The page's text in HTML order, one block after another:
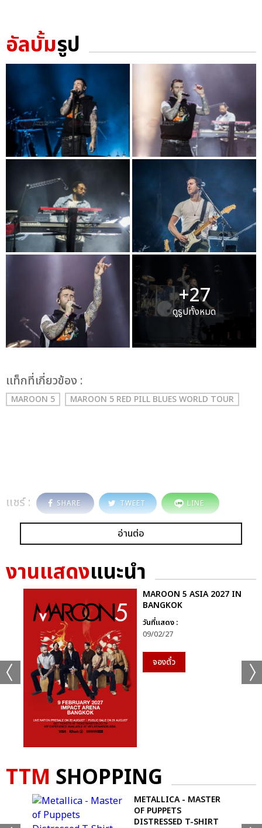
อัลบั้มรูป
+27
ดูรูปทั้งหมด
เเท็กที่เกี่ยวข้อง :
MAROON 5 MAROON 5 RED PILL BLUES WORLD TOUR
แชร์ : SHARE TWEET LINE
อ่านต่อ
งานแสดงแนะนำ
MAROON 5 ASIA 2027 IN
BANGKOK
วันที่แสดง :
09/02/27
จองตั๋ว
TTM SHOPPING
METALLICA - MASTER
OF PUPPETS
DISTRESSED T-SHIRT